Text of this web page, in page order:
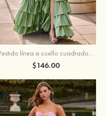
Vestido línea a cuello cuadrado tafetán hasta el suelo vestido de graduación con volantes
$146.00